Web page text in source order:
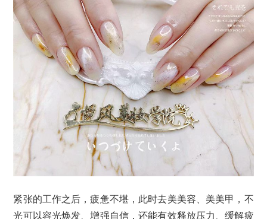
紧张的工作之后，疲惫不堪，此时去美美容、美美甲，不
光可以容光焕发、增强自信，还能有效释放压力、缓解疲